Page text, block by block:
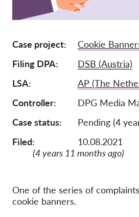
Jobs
Case project
Cookie
Filing DPA
DSB (Austria)
LSA
AP (The
Controller
DPG Media
Case status
Pending (4
Filed:
10.08.2021
(4 years 11 months ago)
One of the series of
cookie banners.